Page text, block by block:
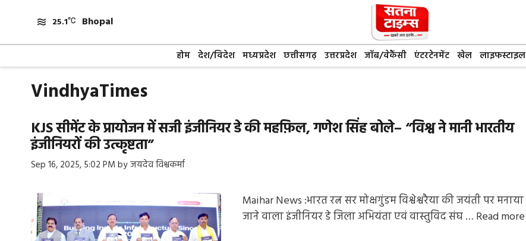
content
25.1 Bhopal
होम देश/विदेश मध्यप्रदेश छत्तीसगढ़ उत्तरप्रदेश जॉब/वेकैंसी एंटरटेनमेंट खेल लाइफस्टाइल
VindhyaTimes
KJS सीमेंट के प्रायोजन में सजी इंजीनियर डे की महफ़िल, गणेश सिंह बोले– “विश्व ने मानी भारतीय
इंजीनियरों की उत्कृष्टता”
Sep 16, 2025, 5:02 PM byजयदेव विश्वकर्मा
Maihar News :भारत रत्न सर मोक्षगुंडम विश्वेश्वरैया की जयंती पर मनाया
जाने वाला इंजीनियर डे जिला अभियंता एवं वास्तुविद संघ … Read more